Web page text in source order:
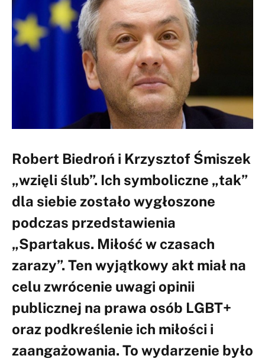
Robert Biedroń i Krzysztof Śmiszek
„wzięli ślub”. Ich symboliczne „tak”
dla siebie zostało wygłoszone
podczas przedstawienia
„Spartakus. Miłość w czasach
zarazy”. Ten wyjątkowy akt miał na
celu zwrócenie uwagi opinii
publicznej na prawa osób LGBT+
oraz podkreślenie ich miłości i
zaangażowania. To wydarzenie było